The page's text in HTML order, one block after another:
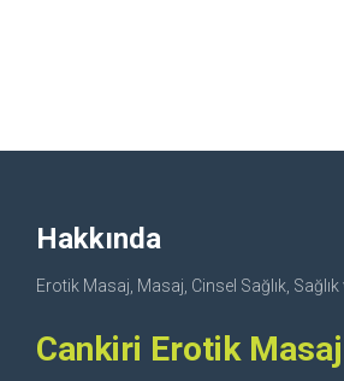
Hakkında
Erotik Masaj, Masaj, Cinsel Sağlık,
Cankiri Erotik